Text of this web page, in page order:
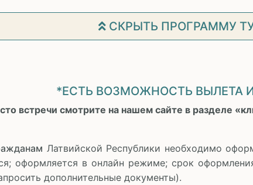
СКРЫТЬ ПРОГРАММУ
*ЕСТЬ ВОЗМОЖНОСТЬ ВЫЛЕТА
встречи смотрите на нашем сайте в разделе
Латвийской Республики необходимо
оформляется в онлайн режиме; срок
дополнительные документы).